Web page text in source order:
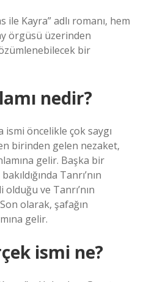
ile Kayra” adlı romanı, hem
örgüsü üzerinden
bir
nedir?
öncelikle çok saygı
birinden gelen nezaket,
gelir. Başka bir
Tanrı’nın
ve Tanrı’nın
olarak, şafağın
gelir.
ismi ne?